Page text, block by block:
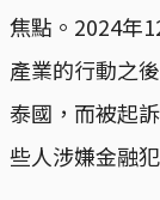
焦點。2024年
產業的行動之後
泰國，而被起
些人涉嫌金融